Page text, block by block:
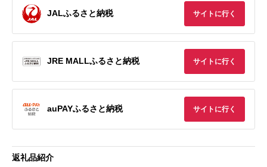
JALふるさと納税 サイトに行く
JRE MALLふるさと納税 サイトに行く
auPAYふるさと納税 サイトに行く
返礼品紹介